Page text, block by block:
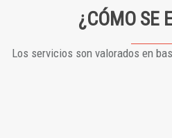
¿CÓMO SE
Los servicios son valorados en